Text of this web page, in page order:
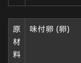
原
材
料
味付卵 (卵)